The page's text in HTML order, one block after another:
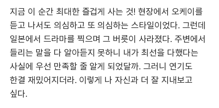
지금 이 순간 최대한 즐겁게 사는 것! 현장에서 오케이를
듣고 나서도 의심하고 또 의심하는 스타일이었다. 그런데
일본에서 드라마를 찍으며 그 버릇이 사라졌다. 주변에서
들리는 말을 다 알아듣지 못하니 내가 최선을 다했다는
사실에 우선 만족할 줄 알게 되었달까. 그러니 연기도
한결 재밌어지더라. 이렇게 나 자신과 더 잘 지내보고
싶다.